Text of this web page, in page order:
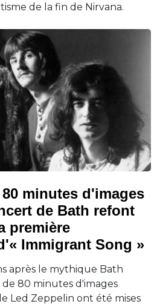
de la fin de Nirvana.
minutes d'images
de Bath refont
première
Immigrant Song »
après le mythique Bath
de 80 minutes d'images
Led Zeppelin ont été mises